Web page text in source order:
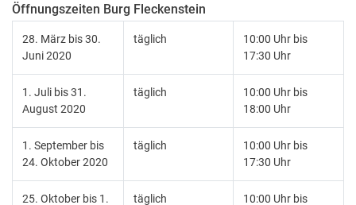
Öffnungszeiten Burg Fleckenstein
28. März bis 30.
Juni 2020
täglich
10:00 Uhr bis
17:30 Uhr
1. Juli bis 31.
August 2020
täglich
10:00 Uhr bis
18:00 Uhr
1. September bis
24. Oktober 2020
täglich
10:00 Uhr bis
17:30 Uhr
25. Oktober bis 1.
täglich
10:00 Uhr bis